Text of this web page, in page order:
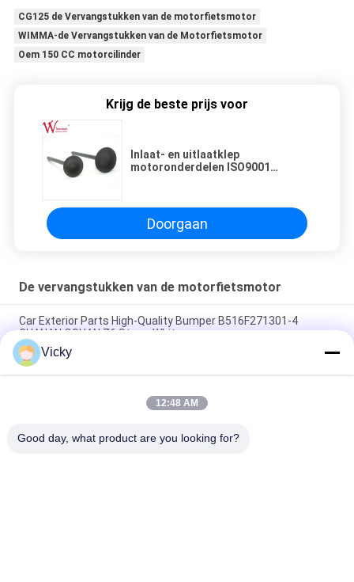
CG125 de Vervangstukken van de motorfietsmotor
WIMMA-de Vervangstukken van de Motorfietsmotor
Oem 150 CC motorcilinder
Krijg de beste prijs voor
Inlaat- en uitlaatklep
motoronderdelen ISO9001
Doorgaan
De vervangstukken van de motorfietsmotor
Car Exterior Parts High-Quality Bumper B516F271301-4
CHANAN OSHAN​ Z6 Starry White
Startmotor Honda EX5 Motorfiets motor onderdelen
goedkoop groothandel met hoge prestaties
Motorfietsversteker voor CPR8EAIX-9 China Leveranciers
Vicky
12:48 AM
Good day, what product are you looking for?